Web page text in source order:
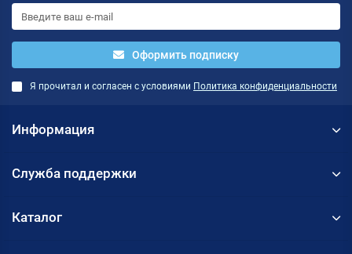
Оформить подписку
Я прочитал и согласен с условиями Политика конфиденциальности
Информация
Служба поддержки
Каталог